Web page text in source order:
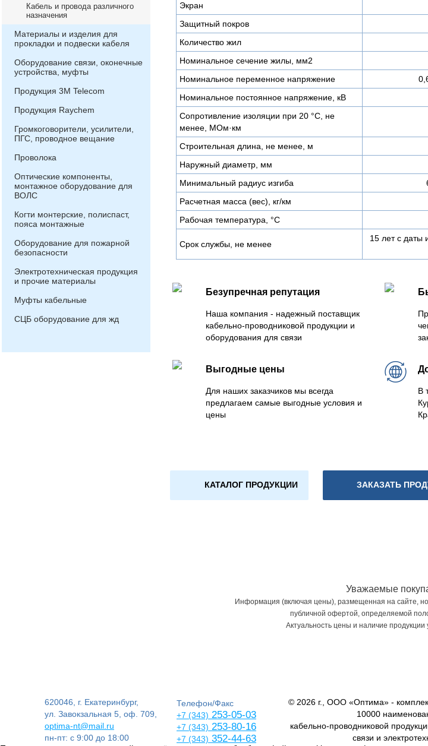
Кабель и провода различного
назначения
Материалы и изделия для
прокладки и подвески кабеля
Оборудование связи, оконечные
устройства, муфты
Продукция 3М Telecom
Продукция Raychem
Громкоговорители, усилители,
ПГС, проводное вещание
Проволока
Оптические компоненты,
монтажное оборудование для
ВОЛС
Когти монтерские, полиспаст,
пояса монтажные
Оборудование для пожарной
безопасности
Электротехническая продукция
и прочие материалы
Муфты кабельные
СЦБ оборудование для жд
Экран
Защитный покров
Количество жил
Номинальное сечение жилы, мм2
Номинальное переменное напряжение
Номинальное постоянное напряжение, кВ
Сопротивление изоляции при 20 °С, не
менее, МОм·км
Строительная длина, не менее, м
Наружный диаметр, мм
Минимальный радиус изгиба
Расчетная масса (вес), кг/км
Рабочая температура, °C
Срок службы, не менее
15 лет с даты
Безупречная репутация
Наша компания - надежный поставщик
кабельно-проводниковой продукции и
оборудования для связи
Выгодные цены
Для наших заказчиков мы всегда
предлагаем самые выгодные условия и
цены
В
КАТАЛОГ ПРОДУКЦИИ ЗАКАЗАТЬ
Уважаемые
Информация (включая цены), размещенная на сайте,
публичной офертой, определяемой
Актуальность цены и наличие
620046, г. Екатеринбург,
ул. Завокзальная 5, оф. 709,
optima-nt@mail.ru
пн-пт: с 9:00 до 18:00
Телефон/Факс
+7 (343) 253-05-03
+7 (343) 253-80-16
+7 (343) 352-44-63
© 2026 г., ООО «Оптима» -
10000
кабельно-проводниковой
связи и